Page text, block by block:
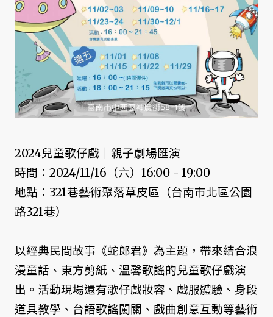
2024兒童歌仔戲｜親子劇場匯演
時間：2024/11/16（六）16:00 - 19:00
地點：321巷藝術聚落草皮區（台南市北區公園
路321巷）
以經典民間故事《蛇郎君》為主題，帶來結合浪
漫童話、東方剪紙、溫馨歌謠的兒童歌仔戲演
出。活動現場還有歌仔戲妝容、戲服體驗、身段
道具教學、台語歌謠闖關、戲曲創意互動等藝術